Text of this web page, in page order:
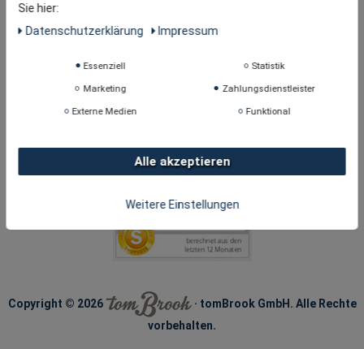
Copyright © 2026
· tomBrook GmbH. Alle Rechte
vorbehalten.
Sie hier:
Daten­schutz­erklärung
Impressum
Essenziell Statistik
Marketing Zahlungsdienstleister
Externe Medien Funktional
Alle akzeptieren
Weitere Einstellungen